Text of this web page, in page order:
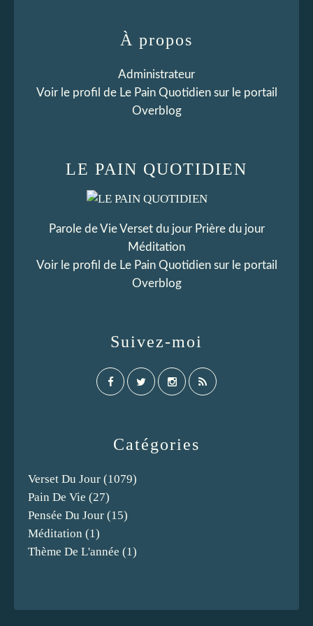
Catégories
Verset Du Jour (1079)
Pain De Vie (27)
Pensée Du Jour (15)
Méditation (1)
Thème De L'année (1)
LE PAIN QUOTIDIEN
Parole de Vie Verset du jour Prière du jour
Méditation
Voir le profil de Le Pain Quotidiensur le portail
Overblog
Suivez-moi
À propos
Administrateur
Voir le profil de Le Pain Quotidiensur le portail
Overblog